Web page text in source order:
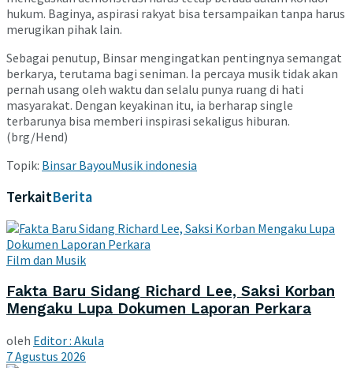
hukum. Baginya, aspirasi rakyat bisa tersampaikan tanpa harus
merugikan pihak lain.
Sebagai penutup, Binsar mengingatkan pentingnya semangat
berkarya, terutama bagi seniman. Ia percaya musik tidak akan
pernah usang oleh waktu dan selalu punya ruang di hati
masyarakat. Dengan keyakinan itu, ia berharap single
terbarunya bisa memberi inspirasi sekaligus hiburan.
(brg/Hend)
Topik: Binsar BayouMusik indonesia
TerkaitBerita
Film dan Musik
Fakta Baru Sidang Richard Lee, Saksi Korban
Mengaku Lupa Dokumen Laporan Perkara
oleh Editor : Akula
7 Agustus 2026